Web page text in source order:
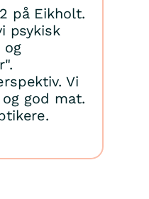
på Eikholt.
psykisk
og
Vi
god mat.